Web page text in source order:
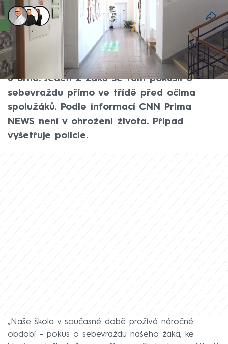
Jaroslav Kasnar, Michal Janotka,
Michaela Bartošová
2. čvn 2026, 15:02
Dramatický incident se odehrál v pondělí
na Základní škole Komenského ve Slavkově
u Brna. Jeden z žáků se tam pokusil o
sebevraždu přímo ve třídě před očima
spolužáků. Podle informací CNN Prima
NEWS není v ohrožení života. Případ
vyšetřuje policie.
„Naše škola v současné době prožívá náročné
období – pokus o sebevraždu našeho žáka, ke